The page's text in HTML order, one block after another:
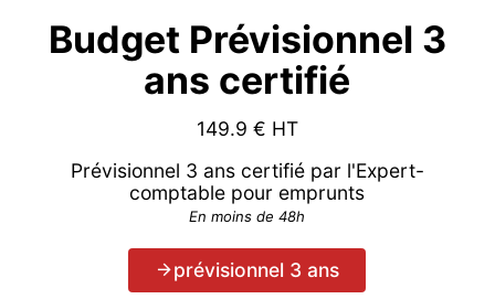
Budget Prévisionnel 3
ans certifié
149.9 € HT
Prévisionnel 3 ans certifié par l'Expert-
comptable pour emprunts
En moins de 48h
prévisionnel 3 ans